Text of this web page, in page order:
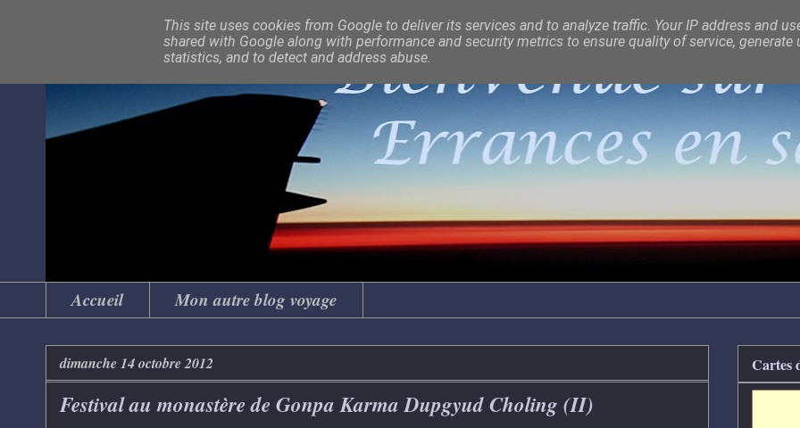
Accueil Mon autre blog voyage
dimanche 14 octobre 2012
Festival au monastère de Gonpa Karma Dupgyud Choling (II)
Cartes
This site uses cookies from Google to deliver its services and to analyze traffic. Your IP address and
shared with Google along with performance and security metrics to ensure quality of service, generate
statistics, and to detect and address abuse.